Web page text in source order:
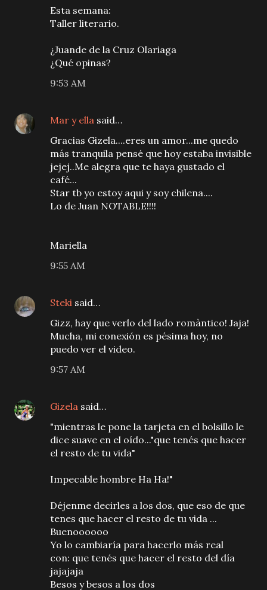
Esta semana:
Taller literario.
¿Juande de la Cruz Olariaga
¿Qué opinas?
9:53 AM
Mar y ella said…
Gracias Gizela....eres un amor...me quedo
más tranquila pensé que hoy estaba invisible
jejej..Me alegra que te haya gustado el
café...
Star tb yo estoy aqui y soy chilena....
Lo de Juan NOTABLE!!!!
Mariella
9:55 AM
Steki said…
Gizz, hay que verlo del lado romàntico! Jaja!
Mucha, mi conexión es pésima hoy, no
puedo ver el video.
9:57 AM
Gizela said…
"mientras le pone la tarjeta en el bolsillo le
dice suave en el oído..."que tenés que hacer
el resto de tu vida"
Impecable hombre Ha Ha!"
Déjenme decirles a los dos, que eso de que
tenes que hacer el resto de tu vida ...
Buenoooooo
Yo lo cambiaría para hacerlo más real
con: que tenés que hacer el resto del día
jajajaja
Besos y besos a los dos